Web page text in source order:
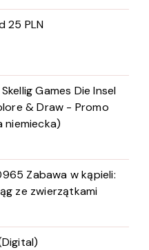
25 PLN
Games Die Insel
& Draw - Promo
niemiecka)
Zabawa w kąpieli:
ze zwierzątkami